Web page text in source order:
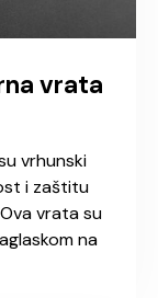
vrata
vrhunski
i zaštitu
vrata su
na